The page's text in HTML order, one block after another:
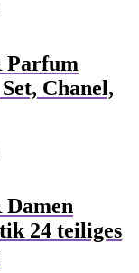
Parfum
Chanel,
24 teiliges